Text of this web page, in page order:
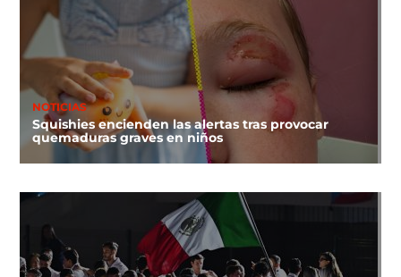
NOTICIAS
Squishies encienden las alertas tras provocar
quemaduras graves en niños